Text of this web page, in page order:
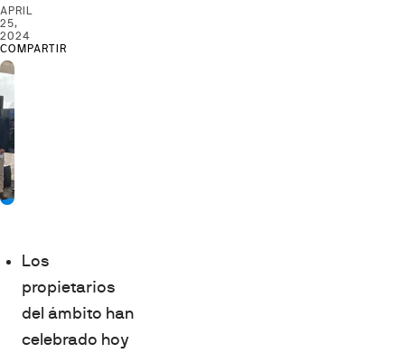
APRIL
25,
2024
COMPARTIR
Los
propietarios
del ámbito han
celebrado hoy